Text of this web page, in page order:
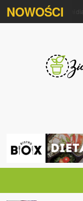
NOWOŚCI
Kiwi (Actinidia